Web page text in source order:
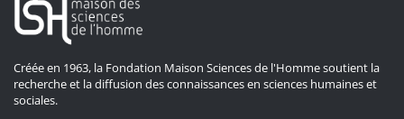
Créée en 1963, la Fondation Maison Sciences de l'Homme soutient la
recherche et la diffusion des connaissances en sciences humaines et
sociales.